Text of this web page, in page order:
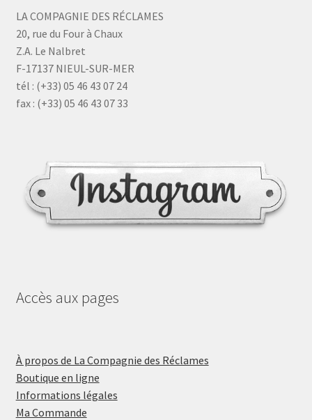
LA COMPAGNIE DES RÉCLAMES
20, rue du Four à Chaux
Z.A. Le Nalbret
F-17137 NIEUL-SUR-MER
tél : (+33) 05 46 43 07 24
fax : (+33) 05 46 43 07 33
Accès aux pages
À propos de La Compagnie des Réclames
Boutique en ligne
Informations légales
Ma Commande